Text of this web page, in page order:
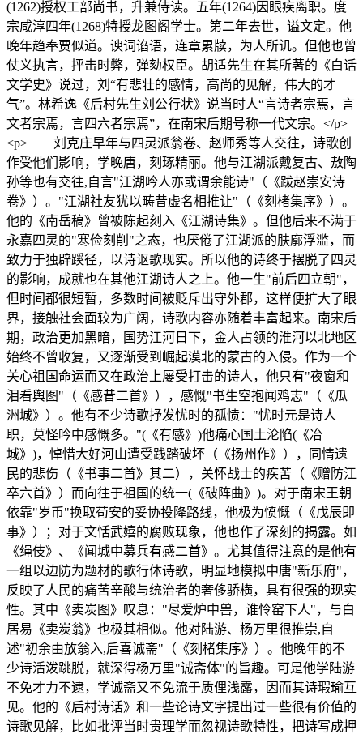
(1262)授权工部尚书，升兼侍读。五年(1264)因眼疾离职。度
宗咸淳四年(1268)特授龙图阁学士。第二年去世，谥文定。他
晚年趋奉贾似道。谀词谄语，连章累牍，为人所讥。但他也曾
仗义执言，抨击时弊，弹劾权臣。胡适先生在其所著的《白话
文学史》说过，刘“有悲壮的感情，高尚的见解，伟大的才
气”。林希逸《后村先生刘公行状》说当时人“言诗者宗焉，言
文者宗焉，言四六者宗焉”，在南宋后期号称一代文宗。</p>
<p> 刘克庄早年与四灵派翁卷、赵师秀等人交往，诗歌创
作受他们影响，学晚唐，刻琢精丽。他与江湖派戴复古、敖陶
孙等也有交往,自言"江湖吟人亦或谓余能诗"（《跋赵崇安诗
卷》）。"江湖社友犹以畴昔虚名相推让"（《刻楮集序》）。
他的《南岳稿》曾被陈起刻入《江湖诗集》。但他后来不满于
永嘉四灵的"寒俭刻削"之态，也厌倦了江湖派的肤廓浮滥，而
致力于独辟蹊径，以诗讴歌现实。所以他的诗终于摆脱了四灵
的影响，成就也在其他江湖诗人之上。他一生"前后四立朝"，
但时间都很短暂，多数时间被贬斥出守外郡，这样便扩大了眼
界，接触社会面较为广阔，诗歌内容亦随着丰富起来。南宋后
期，政治更加黑暗，国势江河日下，金人占领的淮河以北地区
始终不曾收复，又逐渐受到崛起漠北的蒙古的入侵。作为一个
关心祖国命运而又在政治上屡受打击的诗人，他只有"夜窗和
泪看舆图"（《感昔二首》），感慨"书生空抱闻鸡志"（《瓜
洲城》）。他有不少诗歌抒发忧时的孤愤："忧时元是诗人
职，莫怪吟中感慨多。"(《有感》)他痛心国土沦陷(《冶
城》)，悼惜大好河山遭受践踏破坏（《扬州作》），同情遗
民的悲伤（《书事二首》其二），关怀战士的疾苦（《赠防江
卒六首》）而向往于祖国的统一(《破阵曲》)。对于南宋王朝
依靠"岁币"换取苟安的妥协投降路线，他极为愤慨（《戊辰即
事》）；对于文恬武嬉的腐败现象，他也作了深刻的揭露。如
《绳伎》、《闻城中募兵有感二首》。尤其值得注意的是他有
一组以边防为题材的歌行体诗歌，明显地模拟中唐"新乐府"，
反映了人民的痛苦辛酸与统治者的奢侈骄横，具有很强的现实
性。其中《卖炭图》叹息："尽爱炉中兽，谁怜窑下人"，与白
居易《卖炭翁》也极其相似。他对陆游、杨万里很推崇,自
述"初余由放翁入,后喜诚斋"（《刻楮集序》）。他晚年的不
少诗活泼跳脱，就深得杨万里"诚斋体"的旨趣。可是他学陆游
不免才力不逮，学诚斋又不免流于质俚浅露，因而其诗瑕瑜互
见。他的《后村诗话》和一些论诗文字提出过一些很有价值的
诗歌见解，比如批评当时贵理学而忽视诗歌特性，把诗写成押